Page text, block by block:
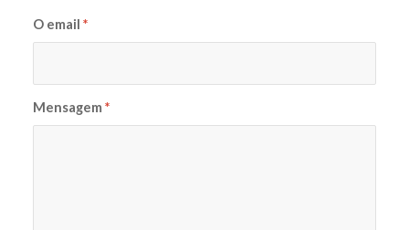
O email *
Mensagem *